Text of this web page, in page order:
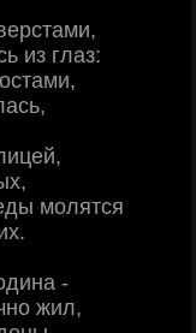
из глаз:
молятся
-
жил,